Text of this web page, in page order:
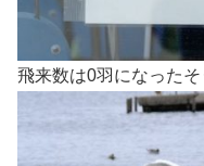
飛来数は0羽になったそ